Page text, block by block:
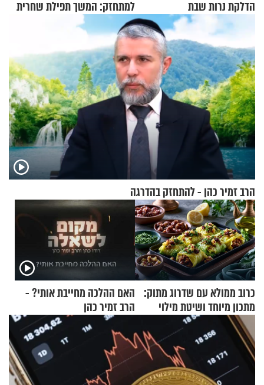
הדלקת נרות שבת
למתחזק: המשך תפילת שחרית
מאשרי ועד עלינו
הרב זמיר כהן - להתחזק בהדרגה
כרוב ממולא עם שדרוג מתוק:
מתכון מיוחד ושיטת מילוי
שאתם חייבים לנסות
האם ההלכה מחייבת אותי? -
הרב זמיר כהן